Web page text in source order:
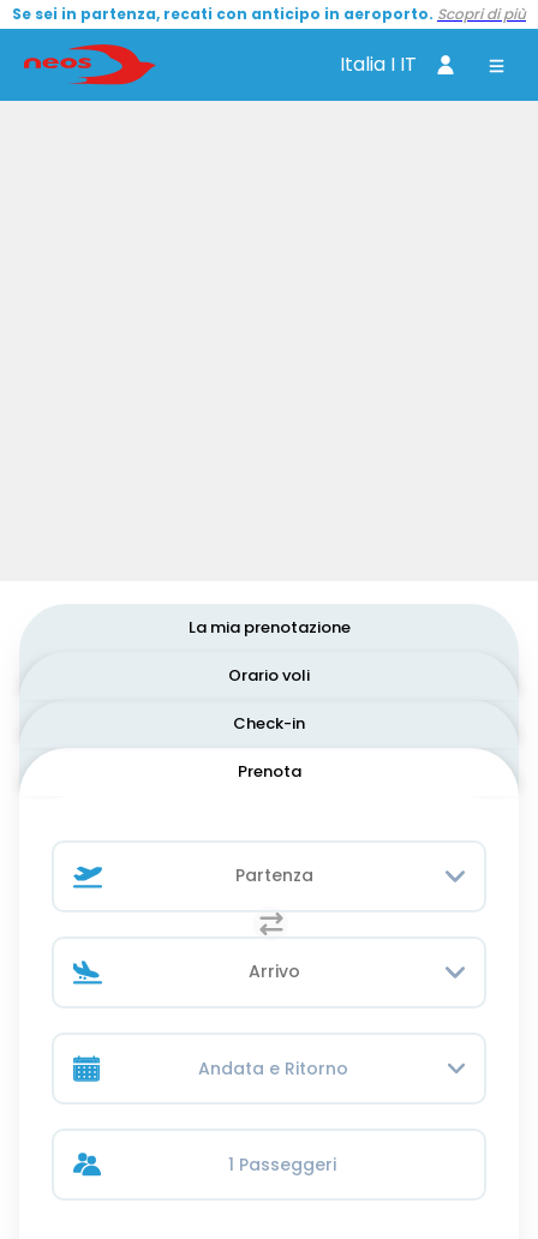
Se sei in partenza, recati con anticipo in aeroporto. Scopri di più
Italia I IT
Prenota
Check-in
Orario voli
La mia prenotazione
Andata e Ritorno
1 Passeggeri